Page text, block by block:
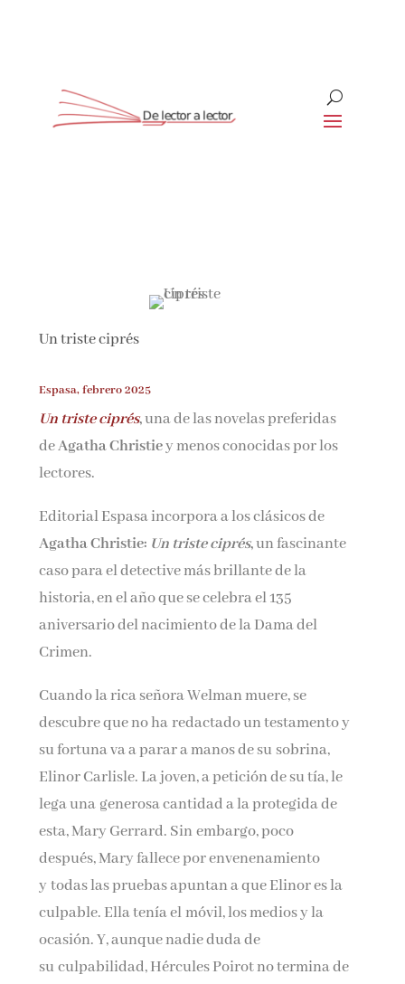
Un triste ciprés
Espasa, febrero 2025
Un triste ciprés,una de las novelas preferidas
deAgatha Christiey menos conocidas por los
lectores.
Editorial Espasa incorpora a los clásicos de
Agatha Christie: Un triste ciprés,un fascinante
caso para el detective más brillante de la
historia, en el año que se celebra el 135
aniversario del nacimiento de la Dama del
Crimen.
Cuando la rica señora Welman muere, se
descubre que no ha redactado un testamento y
su fortuna va a parar a manos de su sobrina,
Elinor Carlisle. La joven, a petición de su tía, le
lega una generosa cantidad a la protegida de
esta, Mary Gerrard. Sin embargo, poco
después, Mary fallece por envenenamiento
y todas las pruebas apuntan a que Elinor es la
culpable. Ella tenía el móvil, los medios y la
ocasión. Y, aunque nadie duda de
su culpabilidad, Hércules Poirot no termina de
Suscríbete
¡Suscríbete y No Te Pierdas Nada!
Únete a nuestra comunidad de amantes de la
literatura y recibe las últimas noticias y reseñas
Nombre*
Por favor, acepta los
términos y condiciones
de privacidad